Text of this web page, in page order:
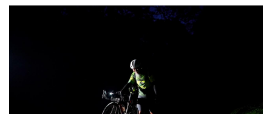
ajang bersepeda ultra. Ferry sendiri lebih menggemari sepeda gunung
(MTB) yang sudah dia tekuni sejak 2010 lalu.